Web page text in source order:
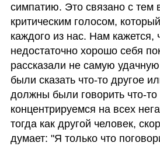
симпатию. Это связано с тем
критическим голосом,
каждого из нас. Нам кажется,
недостаточно хорошо себя
рассказали не самую
были сказать что-то другое
должны были говорить что-
концентрируемся на всех
тогда как другой человек,
думает: "Я только что